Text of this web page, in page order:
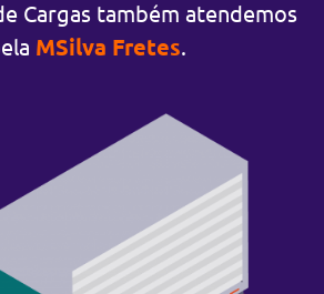
Cargas também atendemos
MSilva Fretes.